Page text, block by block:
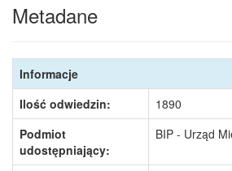
Metadane
Informacje
Ilość odwiedzin:
1890
Podmiot
udostępniający:
BIP - Urząd